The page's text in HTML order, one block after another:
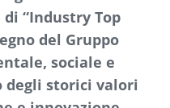
“Industry Top
del Gruppo
sociale e
degli storici valori